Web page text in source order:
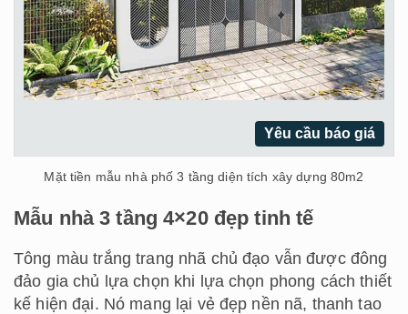
Yêu cầu báo giá
Mặt tiền mẫu nhà phố 3 tầng diện tích xây dựng 80m2
Mẫu nhà 3 tầng 4×20 đẹp tinh tế
Tông màu trắng trang nhã chủ đạo vẫn được đông
đảo gia chủ lựa chọn khi lựa chọn phong cách thiết
kế hiện đại. Nó mang lại vẻ đẹp nền nã, thanh tao